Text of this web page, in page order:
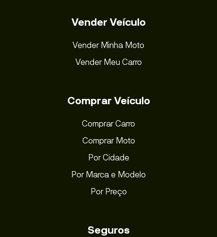
Vender Veículo
Vender Minha Moto
Vender Meu Carro
Comprar Veículo
Comprar Carro
Comprar Moto
Por Cidade
Por Marca e Modelo
Por Preço
Seguros